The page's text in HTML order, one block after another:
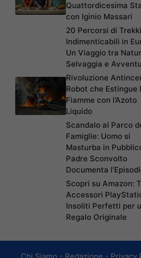
Quattordicesima
con Iginio Massari
20 Percorsi di
Indimenticabili in
Un Viaggio tra
Selvaggia e
Rivoluzione
Robot che Estingue
Fiamme con l’Azoto
Liquido
Scandalo al Parco
Famiglie: Uomo si
Masturba in
Padre Sconvolto
Documenta
Scopri su Amazon:
Accessori
Insoliti Perfetti per
Regalo Originale